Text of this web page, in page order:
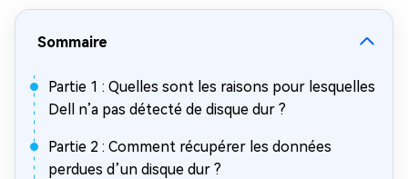
Sommaire
Partie 1 : Quelles sont les raisons pour lesquelles
Dell n’a pas détecté de disque dur ?
Partie 2 : Comment récupérer les données
perdues d’un disque dur ?